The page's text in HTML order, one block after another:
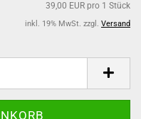
39,00 EUR pro 1 Stück
inkl. 19% MwSt. zzgl. Versand